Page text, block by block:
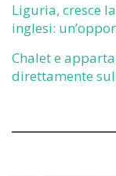
Liguria, cresce
inglesi:
Chalet e
direttamente